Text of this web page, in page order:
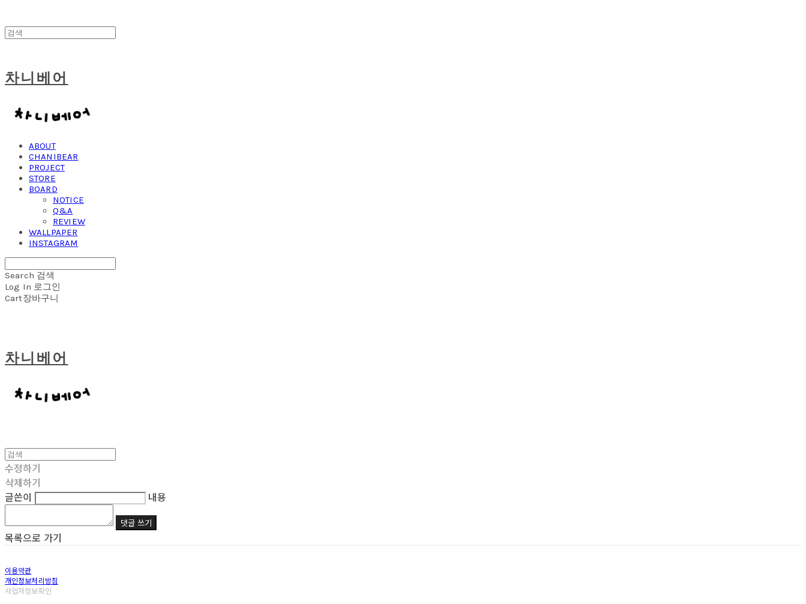
차니베어
ABOUT
CHANIBEAR
PROJECT
STORE
BOARD
NOTICE
Q&A
REVIEW
WALLPAPER
INSTAGRAM
Search 검색
Log In 로그인
Cart장바구니
차니베어
수정하기
삭제하기
글쓴이
내용
댓글 쓰기
목록으로 가기
이용약관
개인정보처리방침
사업자정보확인